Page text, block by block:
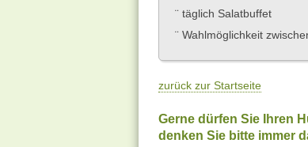
¨ täglich Salatbuffet
¨ Wahlmöglichkeit
zurück zur Startseite
Gerne dürfen Sie Ihren
denken Sie bitte immer